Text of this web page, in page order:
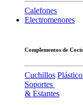
Calefones
Electromenores
Complementos de
Cuchillos
Soportes
& Estantes